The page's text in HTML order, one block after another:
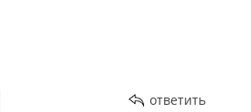
ответить